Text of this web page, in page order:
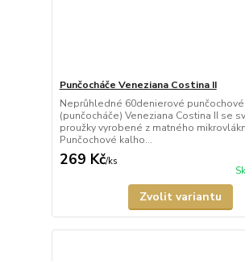
Punčocháče Veneziana Costina II
Neprůhledné 60denierové
(punčocháče) Veneziana Costina II se
proužky vyrobené z matného
Punčochové kalho...
269 Kč/ks
Zvolit variantu